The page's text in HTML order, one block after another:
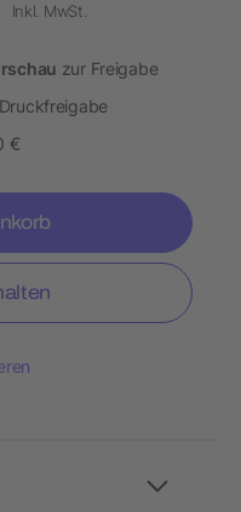
Inkl. MwSt.
zur Freigabe
€